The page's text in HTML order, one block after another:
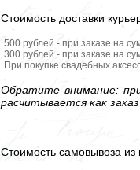
Стоимость доставки
500 рублей - при заказе на
300 рублей - при заказе на
При покупке свадебных
Обратите внимание:
расчитывается как
Стоимость самовывоза из